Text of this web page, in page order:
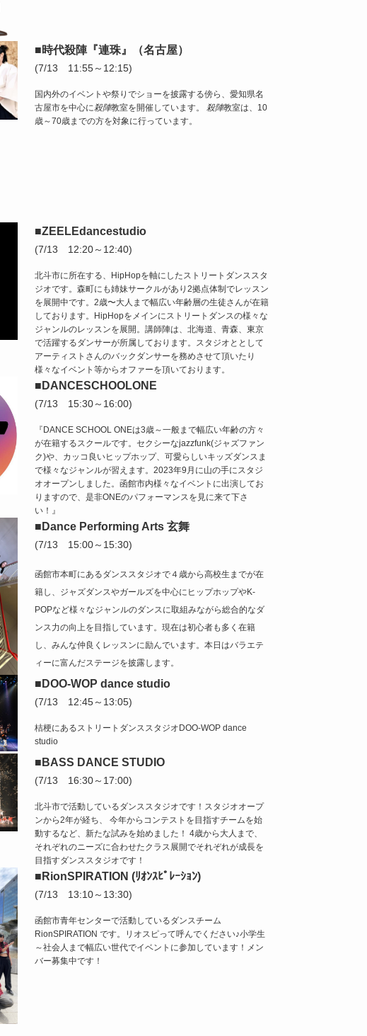
■時代殺陣『連珠』（名古屋）
(7/13 11:55～12:15)
国内外のイベントや祭りでショーを披露する傍ら、愛知県名
古屋市を中心に殺陣教室を開催しています。 殺陣教室は、10
歳～70歳までの方を対象に行っています。
■ZEELEdancestudio
(7/13 12:20～12:40)
北斗市に所在する、HipHopを軸にしたストリートダンススタ
ジオです。森町にも姉妹サークルがあり2拠点体制でレッスン
を展開中です。2歳〜大人まで幅広い年齢層の生徒さんが在籍
しております。HipHopをメインにストリートダンスの様々な
ジャンルのレッスンを展開。講師陣は、北海道、青森、東京
で活躍するダンサーが所属しております。スタジオととして
アーティストさんのバックダンサーを務めさせて頂いたり
様々なイベント等からオファーを頂いております。
■DANCESCHOOLONE
(7/13 15:30～16:00)
『DANCE SCHOOL ONEは3歳～一般まで幅広い年齢の方々
が在籍するスクールです。セクシーなjazzfunk(ジャズファン
ク)や、カッコ良いヒップホップ、可愛らしいキッズダンスま
で様々なジャンルが習えます。2023年9月に山の手にスタジ
オオープンしました。函館市内様々なイベントに出演してお
りますので、是非ONEのパフォーマンスを見に来て下さ
い！』
■Dance Performing Arts 玄舞
(7/13 15:00～15:30)
函館市本町にあるダンススタジオで４歳から高校生までが在
籍し、ジャズダンスやガールズを中心にヒップホップやK-
POPなど様々なジャンルのダンスに取組みながら総合的なダ
ンス力の向上を目指しています。現在は初心者も多く在籍
し、みんな仲良くレッスンに励んでいます。本日はバラエテ
ィーに富んだステージを披露します。
■DOO-WOP dance studio
(7/13 12:45～13:05)
桔梗にあるストリートダンススタジオDOO-WOP dance
studio
■BASS DANCE STUDIO
(7/13 16:30～17:00)
北斗市で活動しているダンススタジオです！スタジオオープ
ンから2年が経ち、 今年からコンテストを目指すチームを始
動するなど、新たな試みを始めました！ 4歳から大人まで、
それぞれのニーズに合わせたクラス展開でそれぞれが成長を
目指すダンススタジオです！
■RionSPIRATION (ﾘｵﾝｽﾋﾟﾚｰｼｮﾝ)
(7/13 13:10～13:30)
函館市青年センターで活動しているダンスチーム
RionSPIRATION です。リオスピって呼んでください♪小学生
～社会人まで幅広い世代でイベントに参加しています！メン
バー募集中です！